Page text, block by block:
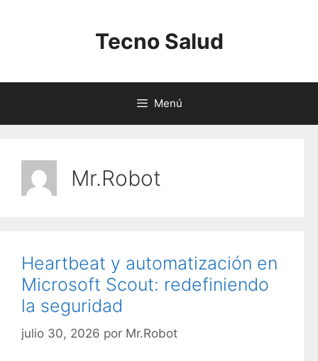
Tecno Salud
Menú
Mr.Robot
Heartbeat y automatización en
Microsoft Scout: redefiniendo
la seguridad
julio 30, 2026 por Mr.Robot